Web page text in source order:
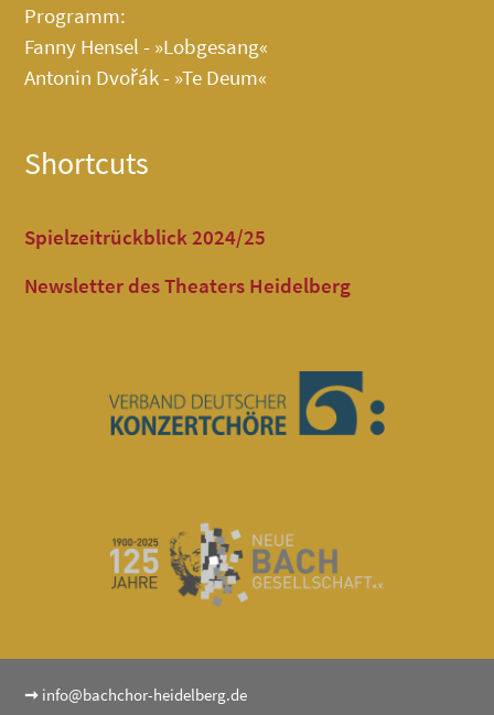
Programm:
Fanny Hensel - »Lobgesang«
Antonin Dvořák - »Te Deum«
Shortcuts
Spielzeitrückblick 2024/25
Newsletter des Theaters Heidelberg
➞ info@bachchor-heidelberg.de